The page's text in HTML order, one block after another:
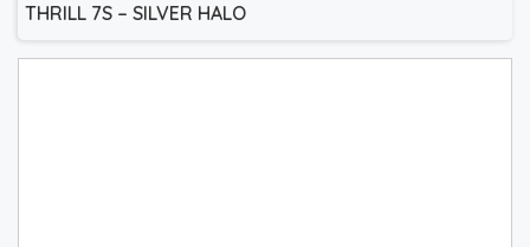
THRILL 7S – SILVER HALO